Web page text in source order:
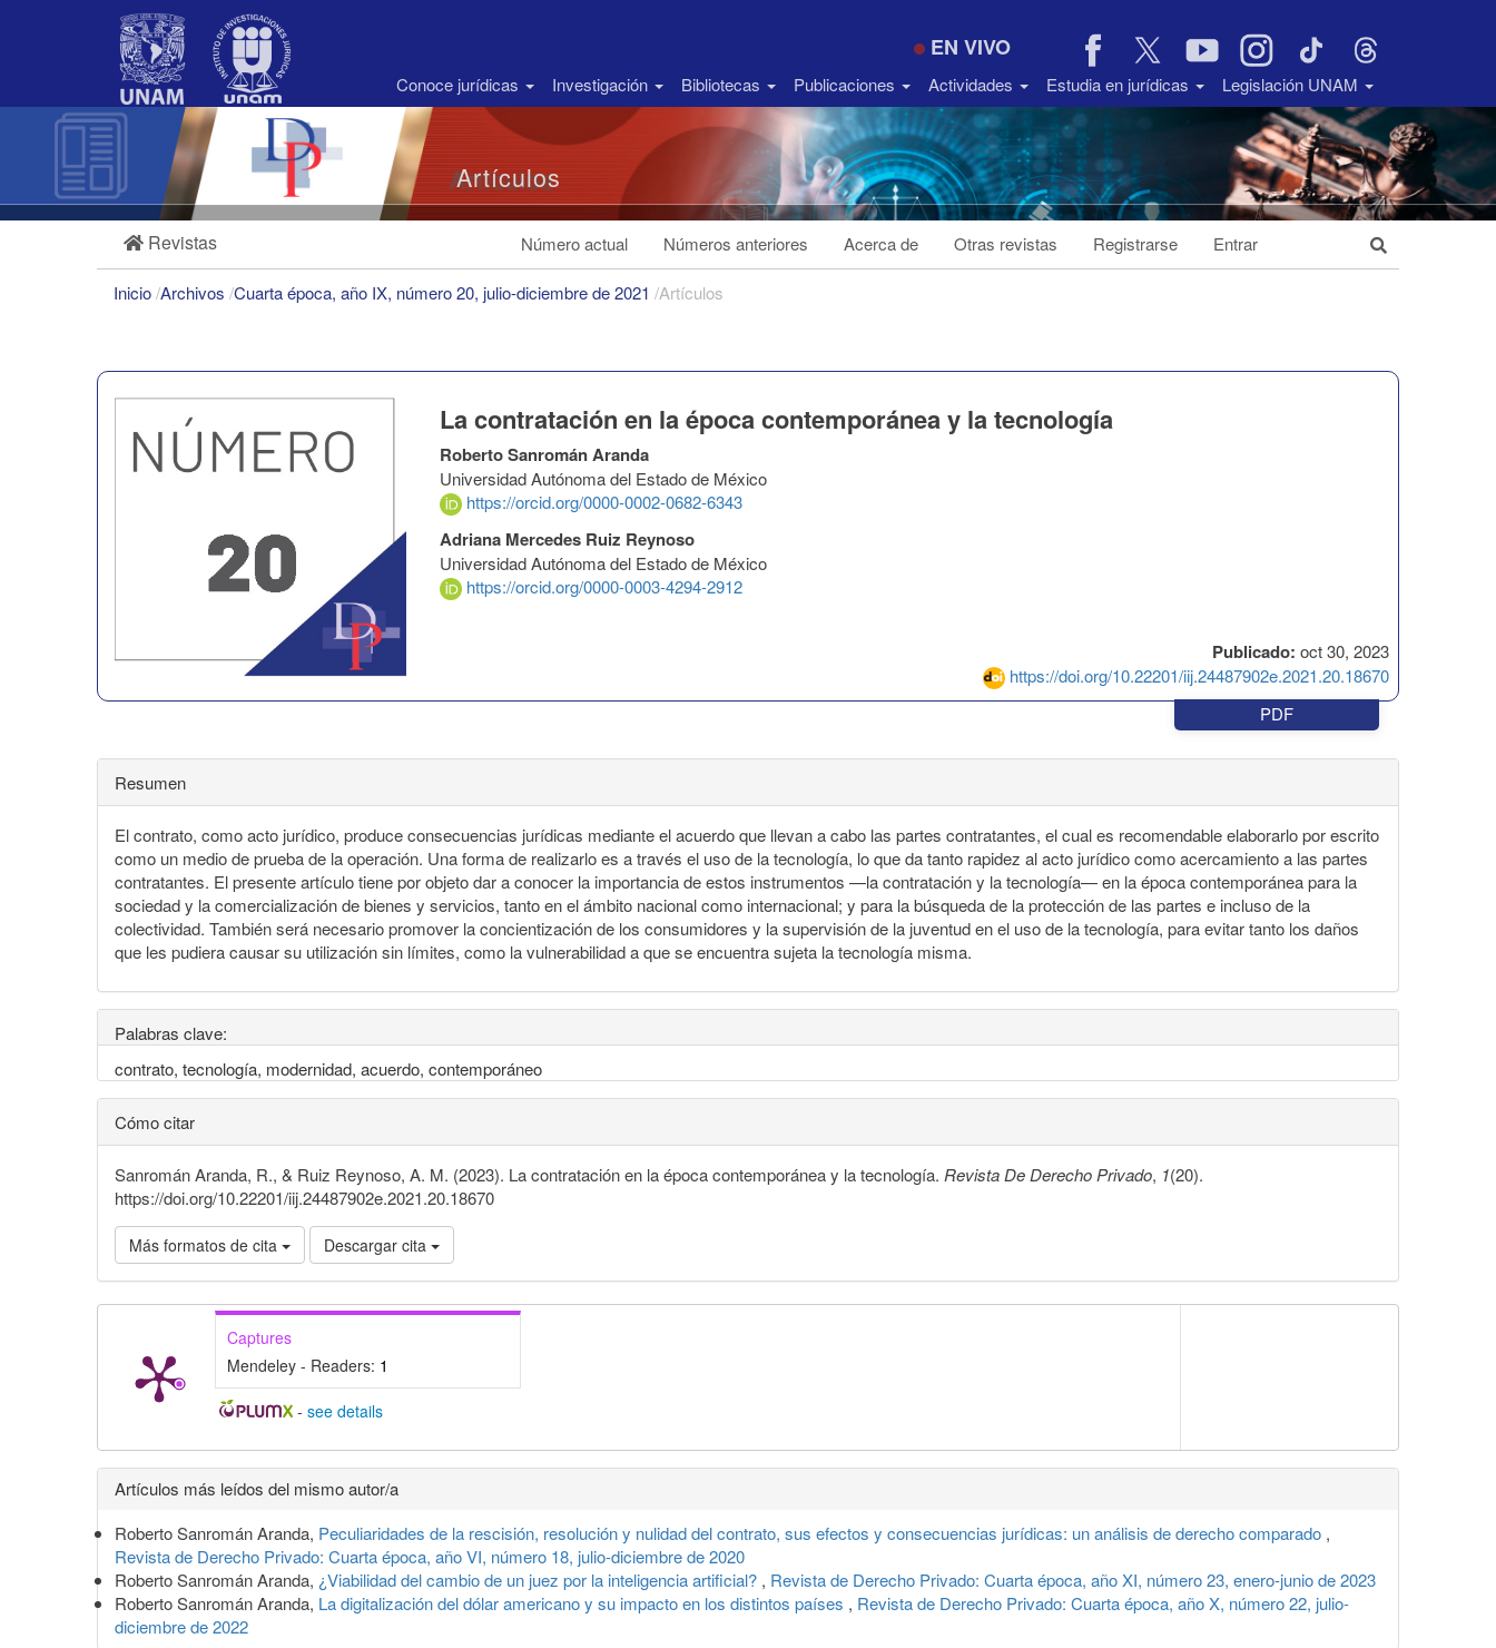
Barra
EN VIVO
Conoce jurídicas Investigación Bibliotecas Publicaciones Actividades Estudia en jurídicas Legislación UNAM
Artículos
Revistas Número actual Números anteriores Acerca de Otras revistas Registrarse Entrar
Inicio/Archivos /Cuarta época, año IX, número 20, julio-diciembre de 2021 /Artículos
Publicado: oct 30, 2023
https://doi.org/10.22201/iij.24487902e.2021.20.18670
La contratación en la época contemporánea y la tecnología
Roberto Sanromán Aranda
Universidad Autónoma del Estado de México
https://orcid.org/0000-0002-0682-6343
Adriana Mercedes Ruiz Reynoso
Universidad Autónoma del Estado de México
https://orcid.org/0000-0003-4294-2912
PDF
Resumen
El contrato, como acto jurídico, produce consecuencias jurídicas mediante el acuerdo que llevan a cabo las partes contratantes, el cual es recomendable elaborarlo por escrito
como un medio de prueba de la operación. Una forma de realizarlo es a través el uso de la tecnología, lo que da tanto rapidez al acto jurídico como acercamiento a las partes
contratantes. El presente artículo tiene por objeto dar a conocer la importancia de estos instrumentos —la contratación y la tecnología— en la época contemporánea para la
sociedad y la comercialización de bienes y servicios, tanto en el ámbito nacional como internacional; y para la búsqueda de la protección de las partes e incluso de la
colectividad. También será necesario promover la concientización de los consumidores y la supervisión de la juventud en el uso de la tecnología, para evitar tanto los daños
que les pudiera causar su utilización sin límites, como la vulnerabilidad a que se encuentra sujeta la tecnología misma.
Palabras clave:
contrato, tecnología, modernidad, acuerdo, contemporáneo
Cómo citar
Sanromán Aranda, R., & Ruiz Reynoso, A. M. (2023). La contratación en la época contemporánea y la tecnología. Revista De Derecho Privado, 1(20).
https://doi.org/10.22201/iij.24487902e.2021.20.18670
Más formatos de cita Descargar cita
Captures
Mendeley - Readers: 1
- see details
Detalles
del
artículo
Artículos más leídos del mismo autor/a
Roberto Sanromán Aranda, Peculiaridades de la rescisión, resolución y nulidad del contrato, sus efectos y consecuencias jurídicas: un análisis de derecho comparado ,
Revista de Derecho Privado: Cuarta época, año VI, número 18, julio-diciembre de 2020
Roberto Sanromán Aranda, ¿Viabilidad del cambio de un juez por la inteligencia artificial? , Revista de Derecho Privado: Cuarta época, año XI, número 23, enero-junio de 2023
Roberto Sanromán Aranda, La digitalización del dólar americano y su impacto en los distintos países , Revista de Derecho Privado: Cuarta época, año X, número 22, julio-
diciembre de 2022